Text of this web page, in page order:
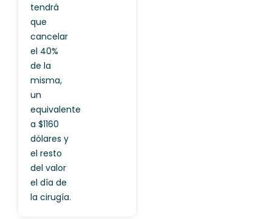
tendrá
que
cancelar
el 40%
de la
misma,
un
equivalente
a $1160
dólares y
el resto
del valor
el día de
la cirugía.